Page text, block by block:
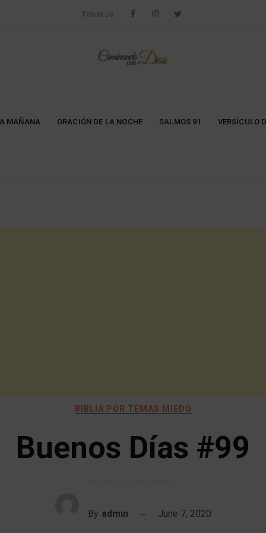
Follow Us
MAÑANA ORACIÓN DE LA NOCHE SALMOS 91 VERSÍCULO
BIBLIA POR TEMAS MIEDO
Buenos Días #99
By admin June 7, 2020